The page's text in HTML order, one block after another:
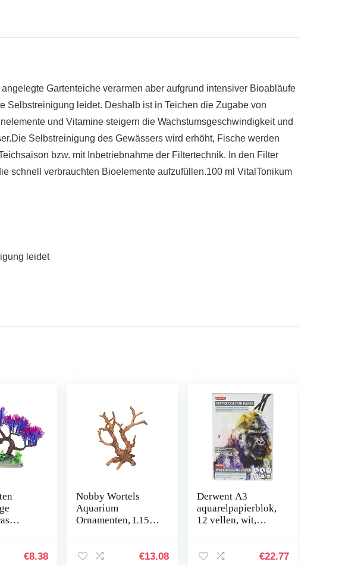
Gartenteiche verarmen aber aufgrund intensiver Bioabläufe
Selbstreinigung leidet. Deshalb ist in Teichen die Zugabe von
und Vitamine steigern die Wachstumsgeschwindigkeit und
Selbstreinigung des Gewässers wird erhöht, Fische werden
bzw. mit Inbetriebnahme der Filtertechnik. In den Filter
schnell verbrauchten Bioelemente aufzufüllen.100 ml VitalTonikum
leidet
€8.38
Nobby Wortels
Aquarium
Ornamenten, L15 x
€13.08
Derwent A3
aquarelpapierblok,
12 vellen, wit,
meerkleurig
€22.77